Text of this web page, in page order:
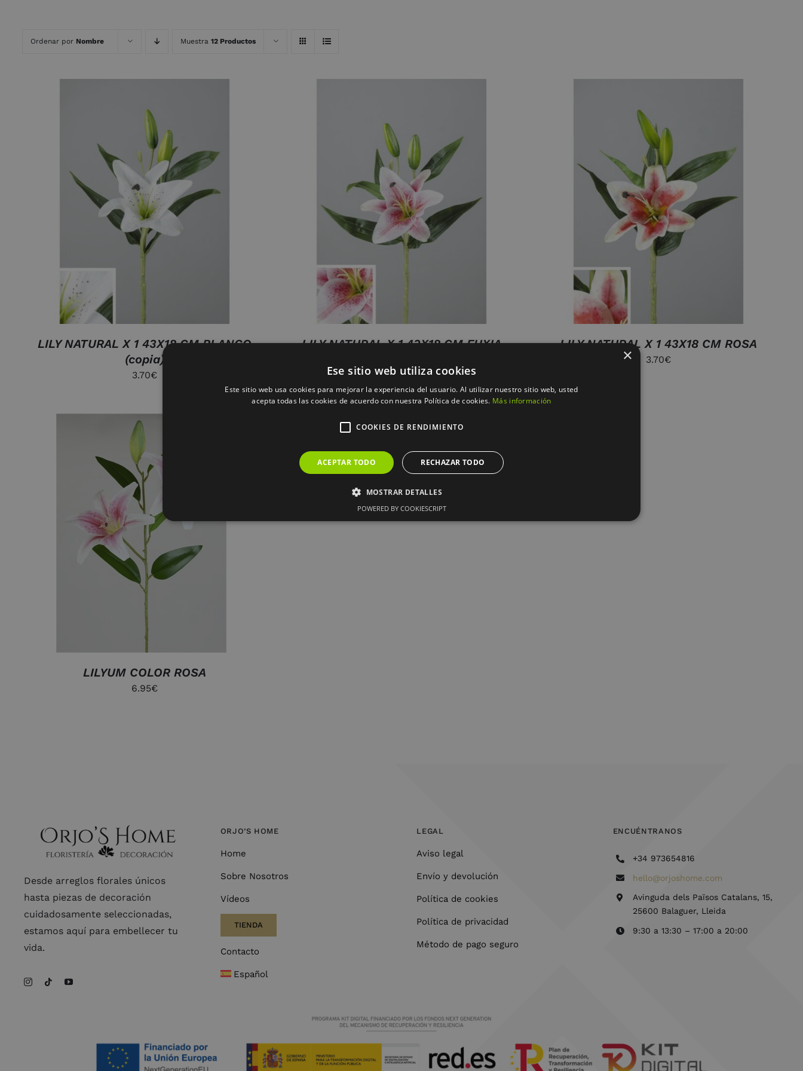
Ordenar por Nombre Muestra 12 Productos
AÑADIR AL CARRITO QUICK VIEW
LILY NATURAL X 1 43X18 CM BLANCO
(copia)
3.70€
AÑADIR AL CARRITO / QUICK VIEW
LILY NATURAL X 1 43X18 CM FUXIA
QUICK VIEW
LILY NATURAL X 1 43X18 CM ROSA
3.70€
QUICK VIEW
LILYUM COLOR ROSA
6.95€
Desde arreglos florales únicos
hasta piezas de decoración
cuidadosamente seleccionadas,
estamos aquí para embellecer tu
vida.
ORJO’S HOME
Home
Sobre Nosotros
Vídeos
TIENDA
Contacto
Español
LEGAL
Aviso legal
Envío y devolución
Política de cookies
Política de privacidad
Método de pago seguro
ENCUÉNTRANOS
+34 973654816
hello@orjoshome.com
Avinguda dels Països Catalans, 15,
25600 Balaguer, Lleida
9:30 a 13:30 – 17:00 a 20:00
×
Ese sitio web utiliza cookies
Este sitio web usa cookies para mejorar la experiencia del usuario. Al utilizar nuestro sitio web, usted
acepta todas las cookies de acuerdo con nuestra Política de cookies. Más información
COOKIES DE RENDIMIENTO
ACEPTAR TODO RECHAZAR TODO
MOSTRAR DETALLES
POWERED BY COOKIESCRIPT